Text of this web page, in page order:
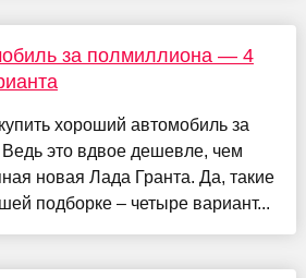
за полмиллиона — 4
хороший автомобиль за
это вдвое дешевле, чем
новая Лада Гранта. Да, такие
подборке – четыре вариант...